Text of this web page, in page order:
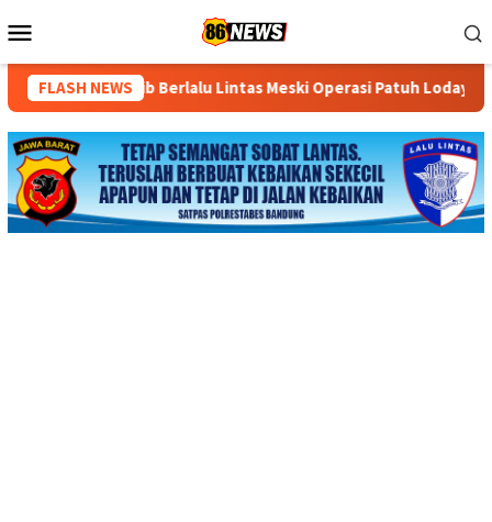
ke
Mobile
FLASH NEWS
Lintas Meski Operasi Patuh Lodaya 2026 Ditunda